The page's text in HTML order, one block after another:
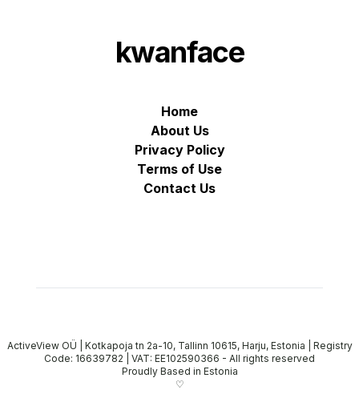
kwanface
Home
About Us
Privacy Policy
Terms of Use
Contact Us
ActiveView OÜ | Kotkapoja tn 2a-10, Tallinn 10615, Harju, Estonia | Registry
Code: 16639782 | VAT: EE102590366 - All rights reserved
Proudly Based in Estonia
♡